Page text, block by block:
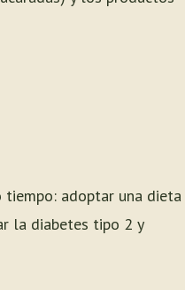
adoptar una dieta
la diabetes tipo 2 y